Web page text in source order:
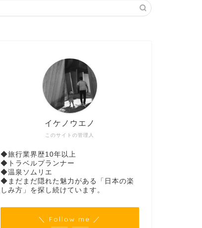
このサイトの管理人
イケノウエノ
◆旅行業界歴10年以上
◆トラベルプランナー
◆温泉ソムリエ
◆まだまだ隠れた魅力がある「日本の楽
しみ方」を探し続けています。
＼ Follow me ／